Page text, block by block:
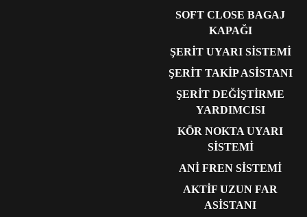
SOFT CLOSE BAGAJ
KAPAĞI
ŞERİT UYARI SİSTEMİ
ŞERİT TAKİP ASİSTANI
ŞERİT DEĞİŞTİRME
YARDIMCISI
KÖR NOKTA UYARI
SİSTEMİ
ANİ FREN SİSTEMİ
AKTİF UZUN FAR
ASİSTANI